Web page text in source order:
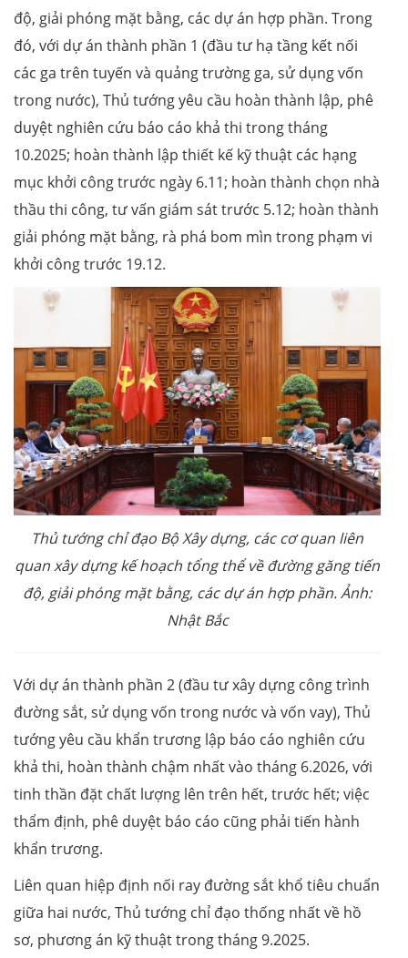
độ, giải phóng mặt bằng, các dự án hợp phần. Trong
đó, với dự án thành phần 1 (đầu tư hạ tầng kết nối
các ga trên tuyến và quảng trường ga, sử dụng vốn
trong nước), Thủ tướng yêu cầu hoàn thành lập, phê
duyệt nghiên cứu báo cáo khả thi trong tháng
10.2025; hoàn thành lập thiết kế kỹ thuật các hạng
mục khởi công trước ngày 6.11; hoàn thành chọn nhà
thầu thi công, tư vấn giám sát trước 5.12; hoàn thành
giải phóng mặt bằng, rà phá bom mìn trong phạm vi
khởi công trước 19.12.
Thủ tướng chỉ đạo Bộ Xây dựng, các cơ quan liên
quan xây dựng kế hoạch tổng thể về đường găng tiến
độ, giải phóng mặt bằng, các dự án hợp phần. Ảnh:
Nhật Bắc
Với dự án thành phần 2 (đầu tư xây dựng công trình
đường sắt, sử dụng vốn trong nước và vốn vay), Thủ
tướng yêu cầu khẩn trương lập báo cáo nghiên cứu
khả thi, hoàn thành chậm nhất vào tháng 6.2026, với
tinh thần đặt chất lượng lên trên hết, trước hết; việc
thẩm định, phê duyệt báo cáo cũng phải tiến hành
khẩn trương.
Liên quan hiệp định nối ray đường sắt khổ tiêu chuẩn
giữa hai nước, Thủ tướng chỉ đạo thống nhất về hồ
sơ, phương án kỹ thuật trong tháng 9.2025.